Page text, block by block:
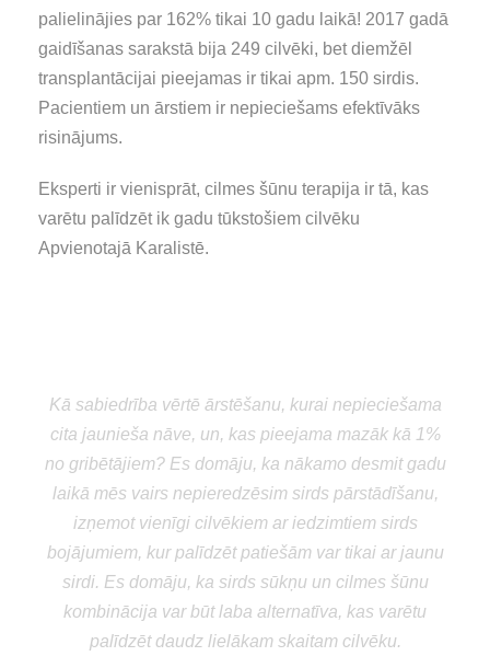
palielinājies par 162% tikai 10 gadu laikā! 2017 gadā
gaidīšanas sarakstā bija 249 cilvēki, bet diemžēl
transplantācijai pieejamas ir tikai apm. 150 sirdis.
Pacientiem un ārstiem ir nepieciešams efektīvāks
risinājums.
Eksperti ir vienisprāt, cilmes šūnu terapija ir tā, kas
varētu palīdzēt ik gadu tūkstošiem cilvēku
Apvienotajā Karalistē.
Kā sabiedrība vērtē ārstēšanu, kurai nepieciešama
cita jaunieša nāve, un, kas pieejama mazāk kā 1%
no gribētājiem? Es domāju, ka nākamo desmit gadu
laikā mēs vairs nepieredzēsim sirds pārstādīšanu,
izņemot vienīgi cilvēkiem ar iedzimtiem sirds
bojājumiem, kur palīdzēt patiešām var tikai ar jaunu
sirdi. Es domāju, ka sirds sūkņu un cilmes šūnu
kombinācija var būt laba alternatīva, kas varētu
palīdzēt daudz lielākam skaitam cilvēku.